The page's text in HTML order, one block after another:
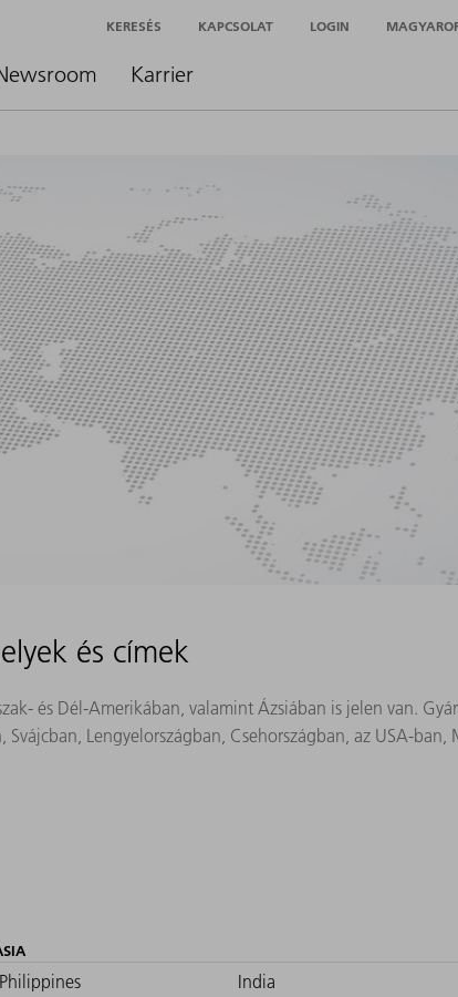
Karrier
KERESÉS KAPCSOLAT LOGIN
és címek
és Dél-Amerikában, valamint Ázsiában is jelen van.
Lengyelországban, Csehországban, az USA‑ban,
Philippines
India